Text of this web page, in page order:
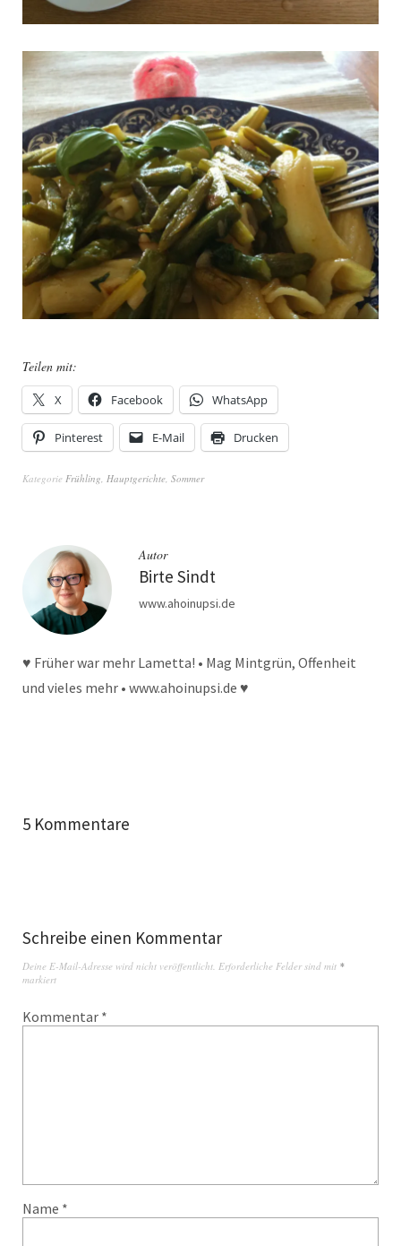
Teilen mit:
X Facebook WhatsApp
Pinterest E-Mail Drucken
Kategorie Frühling Hauptgerichte Sommer
Autor
Birte Sindt
www.ahoinupsi.de
♥ Früher war mehr Lametta! • Mag Mintgrün, Offenheit
und vieles mehr • www.ahoinupsi.de ♥
5 Kommentare
Schreibe einen Kommentar
Deine E-Mail-Adresse wird nicht veröffentlicht. Erforderliche Felder sind mit *
markiert
Kommentar *
Name *